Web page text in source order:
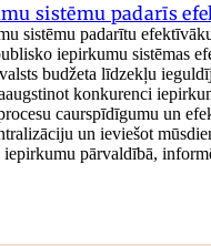
sistēmu padarīs
sistēmu padarītu
iepirkumu sistēmas
budžeta līdzekļu
konkurenci
caurspīdīgumu un
un ieviešot
pārvaldībā,